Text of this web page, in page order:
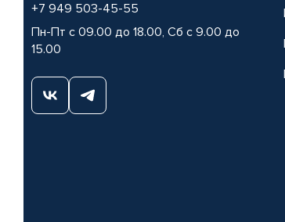
+7 949 503-45-55
Пн-Пт с 09.00 до 18.00, Сб с 9.00 до
15.00